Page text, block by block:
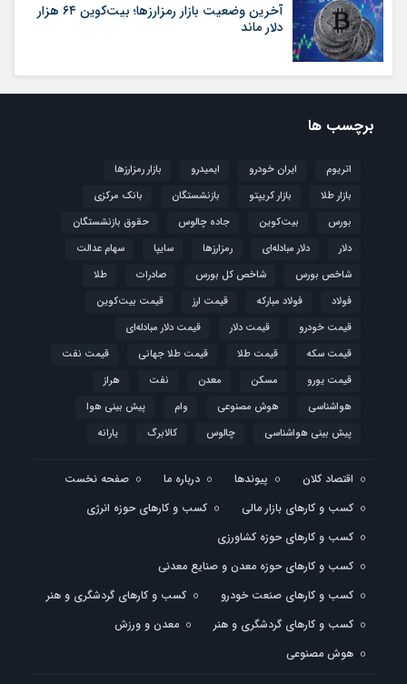
آخرین وضعیت بازار رمزارزها؛ بیت‌کوین ۶۴ هزار
دلار ماند
برچسب ها
اتریوم ایران خودرو ایمیدرو
بازار رمزارزها
بازار طلا
بازار کریپتو بازنشستگان
بانک مرکزی
بورس
بیت‌کوین جاده چالوس
حقوق بازنشستگان
دلار
دلار مبادله‌ای رمزارزها سایپا
سهام عدالت
شاخص بورس
شاخص کل بورس صادرات
طلا
فولاد
فولاد مبارکه قیمت ارز
قیمت بیت‌کوین
قیمت خودرو
قیمت دلار
قیمت دلار مبادله‌ای
قیمت سکه
قیمت طلا قیمت طلا جهانی
قیمت نفت
قیمت یورو
مسکن معدن نفت
هراز
هواشناسی
هوش مصنوعی وام
پیش بینی هوا
پیش بینی هواشناسی
چالوس کالابرگ یارانه
اقتصاد کلان پیوندها درباره ما
صفحه نخست
کسب و کارهای بازار مالی
کسب و کارهای حوزه انرژی
کسب و کارهای حوزه کشاورزی
کسب و کارهای حوزه معدن و صنایع معدنی
کسب و کارهای صنعت خودرو
کسب و کارهای گردشگری و هنر
کسب و کارهای گردشگری و هنر
معدن و ورزش
هوش مصنوعی